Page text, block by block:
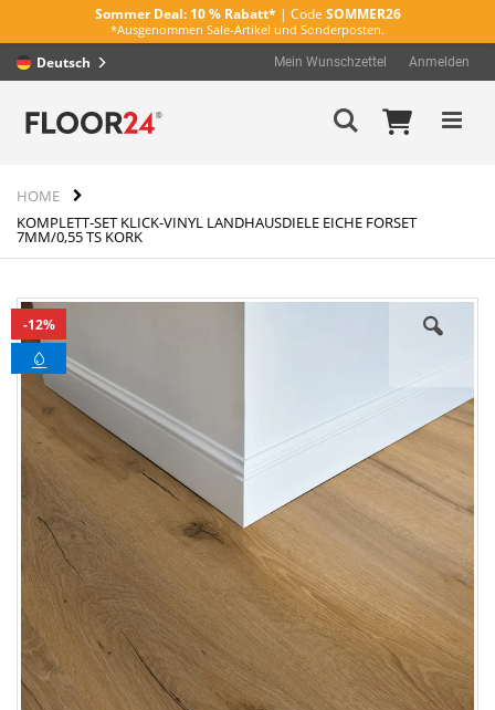
Sommer Deal: 10 % Rabatt* | Code SOMMER26
*Ausgenommen Sale-Artikel und Sonderposten.
Mein
Mein Wunschzettel Anmelden
Suche
HOME
KOMPLETT-SET KLICK-VINYL LANDHAUSDIELE EICHE FORSET
7MM/0,55 TS KORK
Zum
Ende
der
Bildergalerie
springen
12%
Deutsch